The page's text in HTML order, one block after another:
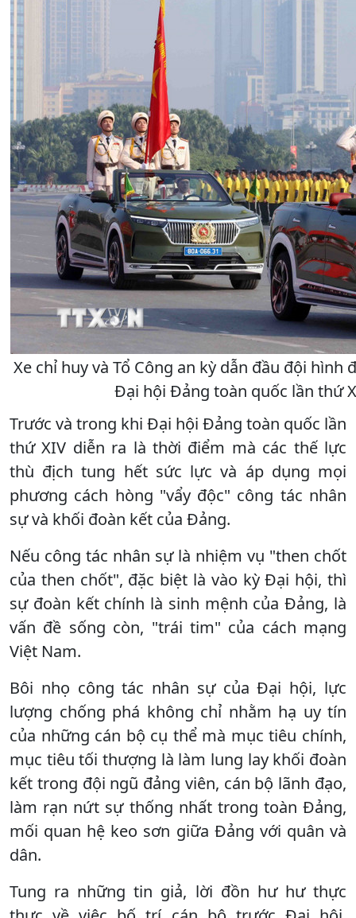
Xe chỉ huy và Tổ Công an kỳ dẫn đầu đội
Đại hội Đảng toàn quốc lần thứ
Trước và trong khi Đại hội Đảng toàn quốc lần
thứ XIV diễn ra là thời điểm mà các thế lực
thù địch tung hết sức lực và áp dụng mọi
phương cách hòng "vẩy độc" công tác nhân
sự và khối đoàn kết của Đảng.
Nếu công tác nhân sự là nhiệm vụ "then chốt
của then chốt", đặc biệt là vào kỳ Đại hội, thì
sự đoàn kết chính là sinh mệnh của Đảng, là
vấn đề sống còn, "trái tim" của cách mạng
Việt Nam.
Bôi nhọ công tác nhân sự của Đại hội, lực
lượng chống phá không chỉ nhằm hạ uy tín
của những cán bộ cụ thể mà mục tiêu chính,
mục tiêu tối thượng là làm lung lay khối đoàn
kết trong đội ngũ đảng viên, cán bộ lãnh đạo,
làm rạn nứt sự thống nhất trong toàn Đảng,
mối quan hệ keo sơn giữa Đảng với quân và
dân.
Tung ra những tin giả, lời đồn hư hư thực